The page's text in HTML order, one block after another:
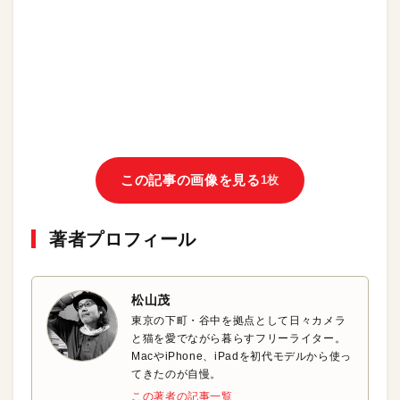
この記事の画像を見る1枚
著者プロフィール
松山茂
東京の下町・谷中を拠点として日々カメラ
と猫を愛でながら暮らすフリーライター。
MacやiPhone、iPadを初代モデルから使っ
てきたのが自慢。
この著者の記事一覧